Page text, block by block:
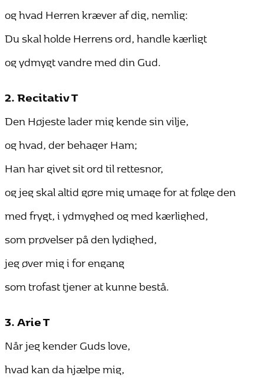
og hvad Herren kræver af dig, nemlig:
Du skal holde Herrens ord, handle kærligt
og ydmygt vandre med din Gud.
2. Recitativ T
Den Højeste lader mig kende sin vilje,
og hvad, der behager Ham;
Han har givet sit ord til rettesnor,
og jeg skal altid gøre mig umage for at følge den
med frygt, i ydmyghed og med kærlighed,
som prøvelser på den lydighed,
jeg øver mig i for engang
som trofast tjener at kunne bestå.
3. Arie T
Når jeg kender Guds love,
hvad kan da hjælpe mig,